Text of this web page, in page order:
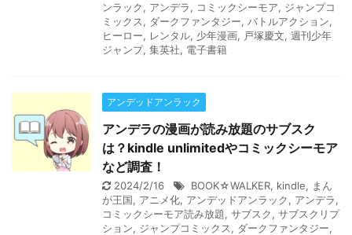
ンラック, アンデラ, コミックシーモア, ジャンプコ
ミックス, ダークファンタジー, バトルアクション,
ヒーロー, レンタル, 少年漫画, 戸塚慶文, 週刊少年
ジャンプ, 集英社, 電子書籍
アンデッドアンラック
アンデラの漫画が読み放題のサブスク
は？kindle unlimitedやコミックシーモア
など調査！
2024/2/16 BOOK☆WALKER, kindle, まん
が王国, アニメ化, アンデッドアンラック, アンデラ,
コミックシーモア読み放題, サブスク, サブスクリプ
ション, ジャンプコミックス, ダークファンタジー,